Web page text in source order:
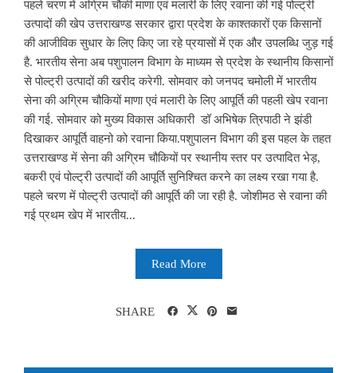
पहले चरण में अग्रिम चौकी माणा एवं मलारी के लिए रवाना की गई पोल्ट्री
उत्पादों की खेप उत्तराखण्ड सरकार द्वारा प्रदेश के काश्तकारों एक किसानों
की आजीविक सुधार के लिए किए जा रहे प्रयासों में एक और उपलब्धि जुड़ गई
है. भारतीय सेना अब पशुपालन विभाग के माध्यम से प्रदेश के स्थानीय किसानों
से पोल्ट्री उत्पादों की खरीद करेगी. सोमवार को जनपद चमोली में भारतीय
सेना की अग्रिम चौकियों माणा एवं मलारी के लिए आपूर्ति की पहली खेप रवाना
की गई. सोमवार को मुख्य विकास अधिकारी डॉ अभिषेक त्रिपाठी ने झंडी
दिखाकर आपूर्ति वाहनो को रवाना किया.पशुपालन विभाग की इस पहल के तहत
उत्तराखण्ड में सेना की अग्रिम चौकियों पर स्थानीय स्तर पर उत्पादित भेड़,
बकरी एवं पोल्ट्री उत्पादों की आपूर्ति सुनिश्चित करने का लक्ष्य रखा गया है.
पहले चरण में पोल्ट्री उत्पादों की आपूर्ति की जा रही है. जोशीमठ से रवाना की
गई प्रथम खेप में भारतीय...
Read More
SHARE